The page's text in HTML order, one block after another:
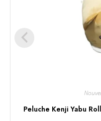
Peluche Kenji Yabu